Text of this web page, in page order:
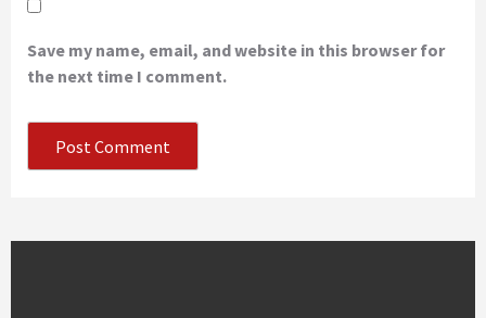
Save my name, email, and website in this browser for
the next time I comment.